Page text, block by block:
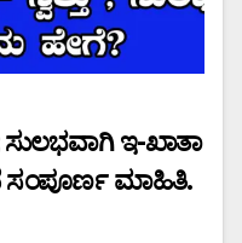
ಸುಲಭವಾಗಿ ಇ-ಖಾತಾ
ಸಂಪೂರ್ಣ ಮಾಹಿತಿ.